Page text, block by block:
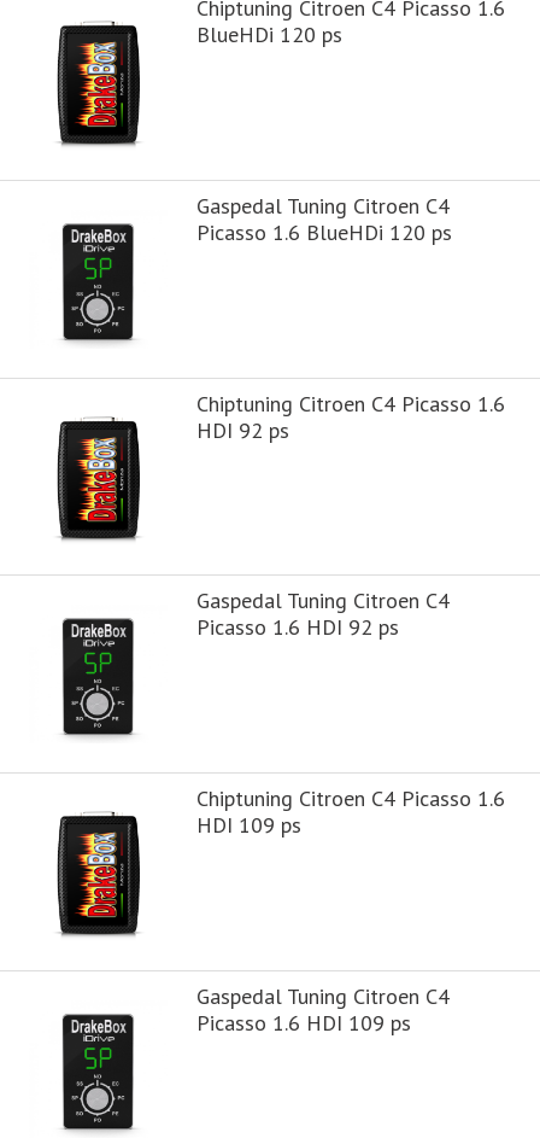
Chiptuning Citroen C4 Picasso 1.6
BlueHDi 120 ps
Gaspedal Tuning Citroen C4
Picasso 1.6 BlueHDi 120 ps
Chiptuning Citroen C4 Picasso 1.6
HDI 92 ps
Gaspedal Tuning Citroen C4
Picasso 1.6 HDI 92 ps
Chiptuning Citroen C4 Picasso 1.6
HDI 109 ps
Gaspedal Tuning Citroen C4
Picasso 1.6 HDI 109 ps